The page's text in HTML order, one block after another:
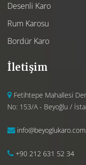
Desenli Karo
Rum Karosu
Bordür Karo
İletişim
Fetihtepe Mahallesi
No: 153/A - Beyoğlu /
+90 212 631 52 34